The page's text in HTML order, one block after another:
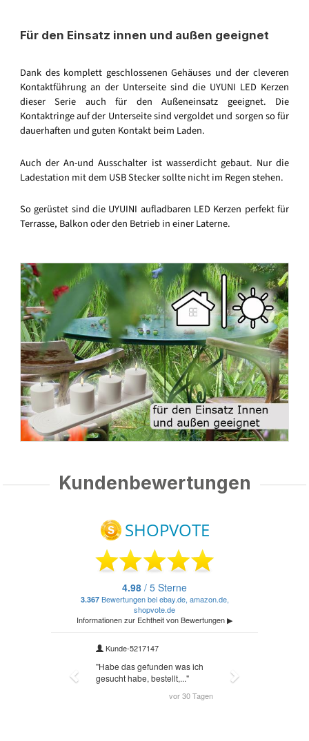
Für den Einsatz innen und außen geeignet
Dank des komplett geschlossenen Gehäuses und der cleveren
Kontaktführung an der Unterseite sind die UYUNI LED Kerzen
dieser Serie auch für den Außeneinsatz geeignet. Die
Kontaktringe auf der Unterseite sind vergoldet und sorgen so für
dauerhaften und guten Kontakt beim Laden.
Auch der An-und Ausschalter ist wasserdicht gebaut. Nur die
Ladestation mit dem USB Stecker sollte nicht im Regen stehen.
So gerüstet sind die UYUINI aufladbaren LED Kerzen perfekt für
Terrasse, Balkon oder den Betrieb in einer Laterne.
Kundenbewertungen